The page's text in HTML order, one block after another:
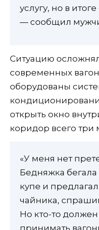
услугу, но в
— сообщил
Ситуацию осложнял
современных
оборудованы
открыть окно
коридор всего три
«У меня нет
Бедняжка
купе и
чайника,
Но кто-то